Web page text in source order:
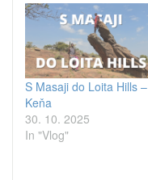
S Masaji do Loita Hills –
Keňa
30. 10. 2025
In "Vlog"